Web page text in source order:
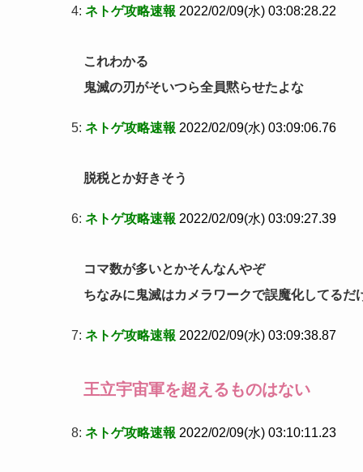
4: ネトゲ攻略速報 2022/02/09(水) 03:08:28.22
これわかる
鬼滅の刃がそいつら全員黙らせたよな
5: ネトゲ攻略速報 2022/02/09(水) 03:09:06.76
脱税とか好きそう
6: ネトゲ攻略速報 2022/02/09(水) 03:09:27.39
コマ数が多いとかそんなんやぞ
ちなみに鬼滅はカメラワークで誤魔化してるだ
7: ネトゲ攻略速報 2022/02/09(水) 03:09:38.87
王立宇宙軍を超えるものはない
8: ネトゲ攻略速報 2022/02/09(水) 03:10:11.23